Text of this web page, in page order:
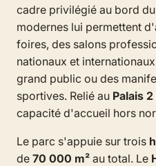
cadre privilégié au bord
modernes lui permettent
foires, des salons
nationaux et
grand public ou des
sportives. Relié au Palais
capacité d'accueil hors
Le parc s'appuie sur trois
de 70 000 m² au total. Le